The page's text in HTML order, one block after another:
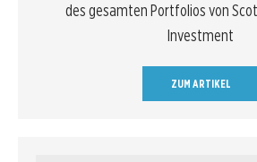
des gesamten Portfolios von
Investment
ZUM ARTIKEL